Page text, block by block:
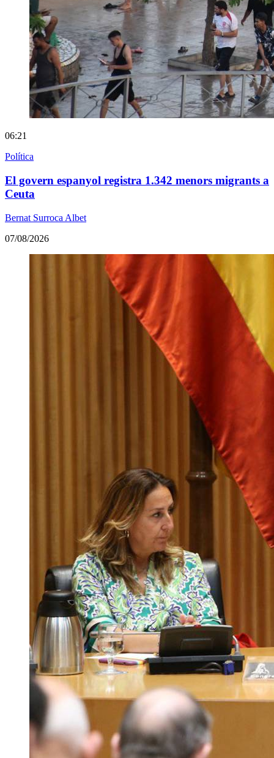
06:21
Política
El govern espanyol registra 1.342 menors migrants a
Ceuta
Bernat Surroca Albet
07/08/2026